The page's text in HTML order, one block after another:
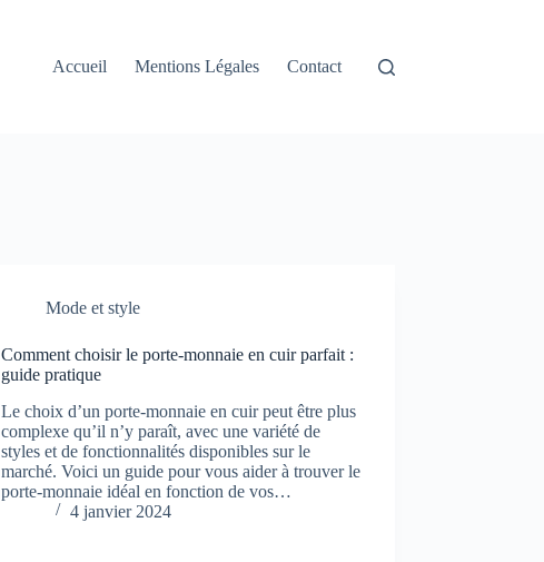
Accueil Mentions Légales Contact
Mode et style
Comment choisir le porte-monnaie en cuir parfait :
guide pratique
Le choix d’un porte-monnaie en cuir peut être plus
complexe qu’il n’y paraît, avec une variété de
styles et de fonctionnalités disponibles sur le
marché. Voici un guide pour vous aider à trouver le
porte-monnaie idéal en fonction de vos…
4 janvier 2024